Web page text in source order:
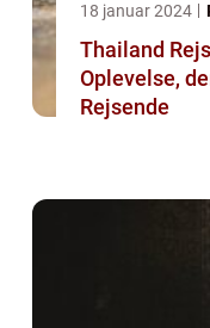
18 januar 2024
Thailand
Oplevelse,
Rejsende